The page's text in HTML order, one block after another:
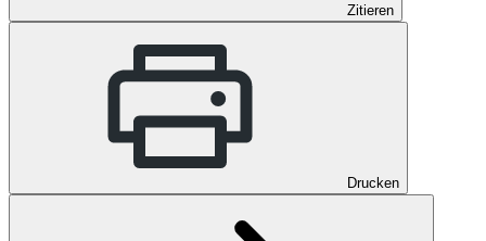
Zitieren
Drucken